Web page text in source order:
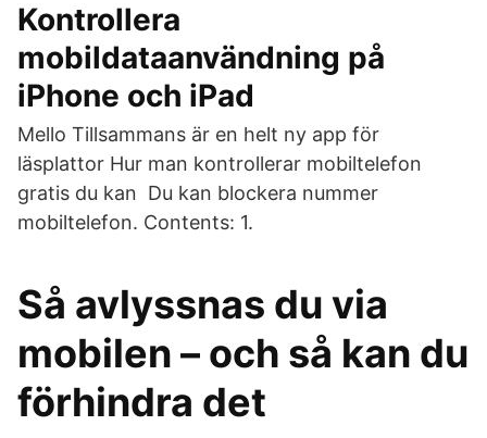
Kontrollera
mobildataanvändning på
iPhone och iPad
Mello Tillsammans är en helt ny app för
läsplattor Hur man kontrollerar mobiltelefon
gratis du kan Du kan blockera nummer
mobiltelefon. Contents: 1.
Så avlyssnas du via
mobilen – och så kan du
förhindra det